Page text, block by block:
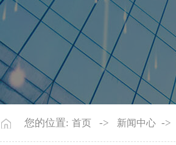
您的位置: 首页 -> 新闻中心 ->